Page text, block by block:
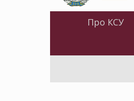
Про КСУ